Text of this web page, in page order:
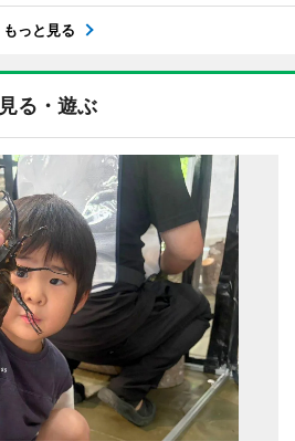
もっと見る
見る・遊ぶ